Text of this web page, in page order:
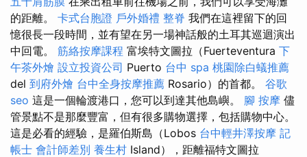
的距離。 卡式台胞證 戶外婚禮 整脊 我們在這裡留下的回
憶很長一段時間，並有望在另一場神話般的土耳其巡迴演出
中回電。 筋絡按摩課程 富埃特文圖拉（Fuerteventura 下
午茶外燴 設立投資公司 Puerto 台中 spa 桃園除白蟻推薦
del 到府外燴 台中全身按摩推薦 Rosario）的首都。 谷歌
seo 這是一個輪渡港口，您可以到達其他島嶼。 腳 按摩 儘
管景點不是那麼豐富，但有很多購物選擇，包括購物中心。
這是必看的經驗，是羅伯斯島（Lobos 台中輕井澤按摩 記
帳士 會計師差別 養生村 Island），距離福特文圖拉